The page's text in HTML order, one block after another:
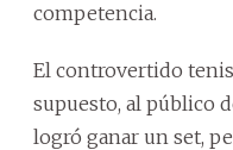
competencia.
El controvertido
supuesto, al público
logró ganar un set,